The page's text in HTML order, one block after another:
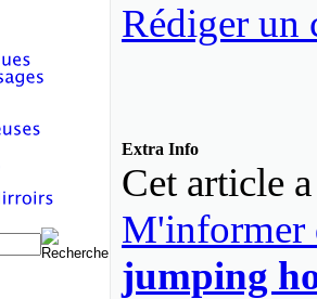
Rédiger un
Extra Info
Cet article
M'informer
jumping